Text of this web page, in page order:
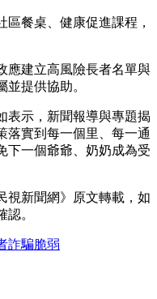
餐桌、健康促進課程，
應建立高風險長者名單與
提供協助。
表示，新聞報導與專題揭
落實到每一個里、每一通
下一個爺爺、奶奶成為受
視新聞網》原文轉載，如
。
詐騙脆弱